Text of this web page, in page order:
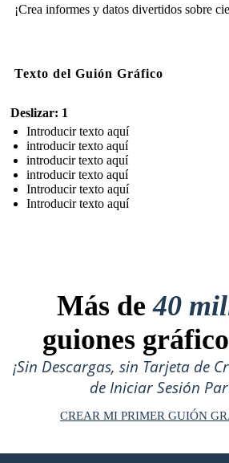
¡Crea informes y datos divertidos sobre
Texto del Guión Gráfico
Deslizar: 1
Introducir texto aquí
introducir texto aquí
introducir texto aquí
introducir texto aquí
Introducir texto aquí
Introducir texto aquí
Más de40
guiones
¡Sin Descargas, sin Tarjeta de
de Iniciar Sesión
CREAR MI PRIMER GUIÓN